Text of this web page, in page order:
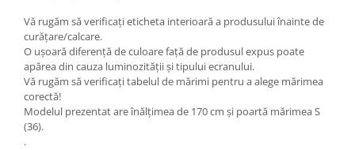
Vă rugăm să verificați eticheta interioară a produsului înainte de
curățare/calcare.
O ușoară diferență de culoare față de produsul expus poate
apărea din cauza luminozității și tipului ecranului.
Vă rugăm să verificați tabelul de mărimi pentru a alege mărimea
corectă!
Modelul prezentat are înălțimea de 170 cm și poartă mărimea S
(36).
.